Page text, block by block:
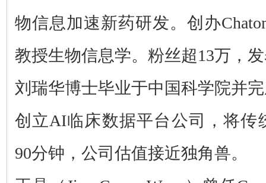
物信息加速新药研发。创办
教授生物信息学。粉丝超13万，
刘瑞华博士毕业于中国科学院并
创立AI临床数据平台公司，将传
90分钟，公司估值接近独角兽。